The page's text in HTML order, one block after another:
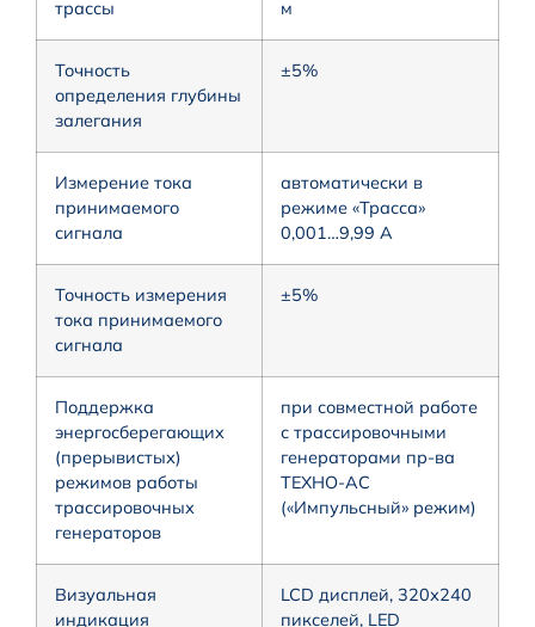
трассы
м
Точность
определения глубины
залегания
±5%
Измерение тока
принимаемого
сигнала
автоматически в
режиме «Трасса»
0,001…9,99 А
Точность измерения
тока принимаемого
сигнала
±5%
Поддержка
энергосберегающих
(прерывистых)
режимов работы
трассировочных
генераторов
при совместной работе
с трассировочными
генераторами пр-ва
ТЕХНО-АС
(«Импульсный» режим)
Визуальная
индикация
LCD дисплей, 320х240
пикселей, LED